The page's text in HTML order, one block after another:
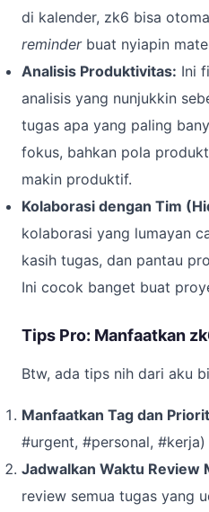
di kalender, zk6 bisa
reminderbuat nyiapin
Analisis Produktivitas: Ini
analisis yang nunjukkin
tugas apa yang paling
fokus, bahkan pola
makin produktif.
Kolaborasi dengan Tim
kolaborasi yang lumayan
kasih tugas, dan pantau
Ini cocok banget buat
Tips Pro: Manfaatkan
Btw, ada tips nih dari aku
Manfaatkan Tag dan
#urgent, #personal,
Jadwalkan Waktu Review
review semua tugas yang